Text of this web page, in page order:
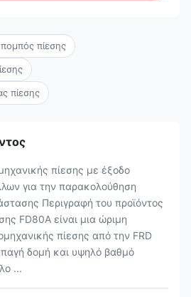
πίεσης
πίεσης
πίεσης με έξοδο
για την παρακολούθηση
Περιγραφή του προϊόντος
FD80A είναι μια ώριμη
πίεσης από την FRD
δομή και υψηλό βαθμό
...